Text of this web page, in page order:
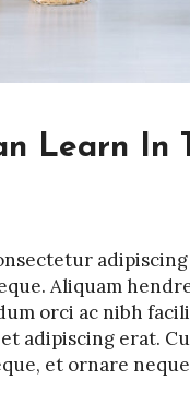
Learn In
Aliquam
orci ac nibh
adipiscing erat.
et ornare